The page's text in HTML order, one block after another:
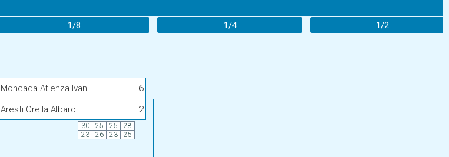
1/8 1/4 1/2
Moncada Atienza Ivan
6
Aresti Orella Albaro
2
30 25 25
28
23
26 23 25